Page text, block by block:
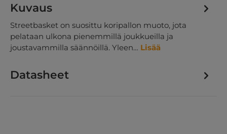
Kuvaus
Streetbasket on suosittu koripallon muoto, jota
pelataan ulkona pienemmillä joukkueilla ja
joustavammilla säännöillä. Yleen… Lisää
Datasheet